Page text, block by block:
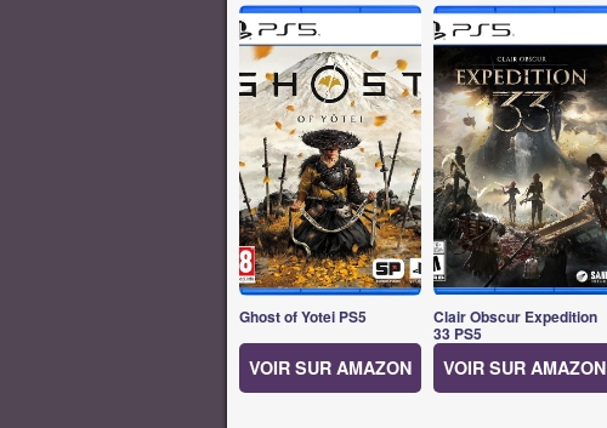
Ghost of Yotei PS5
VOIR SUR AMAZON
Clair Obscur Expedition
33 PS5
VOIR SUR AMAZON